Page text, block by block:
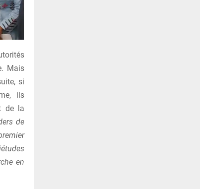
Mais
si
ils
de la
de
en